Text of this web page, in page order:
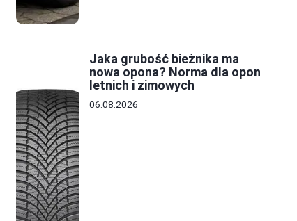
Jaka grubość bieżnika ma
nowa opona? Norma dla opon
letnich i zimowych
06.08.2026